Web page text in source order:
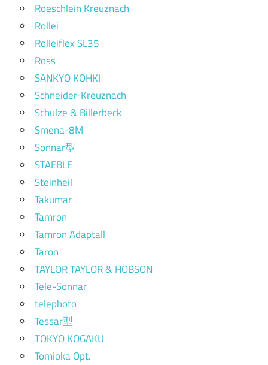
Roeschlein Kreuznach
Rollei
Rolleiflex SL35
Ross
SANKYO KOHKI
Schneider-Kreuznach
Schulze & Billerbeck
Smena-8M
Sonnar型
STAEBLE
Steinheil
Takumar
Tamron
Tamron Adaptall
Taron
TAYLOR TAYLOR & HOBSON
Tele-Sonnar
telephoto
Tessar型
TOKYO KOGAKU
Tomioka Opt.